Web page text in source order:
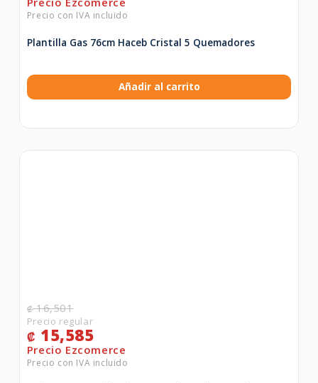
Plantilla Gas 76cm Haceb Cristal 5 Quemadores
Añadir al carrito
₡16,501
₡ 15,585